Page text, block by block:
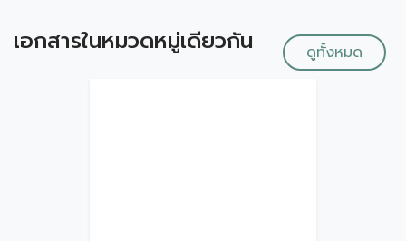
เอกสารในหมวดหมู่เดียวกัน ดูทั้งหมด